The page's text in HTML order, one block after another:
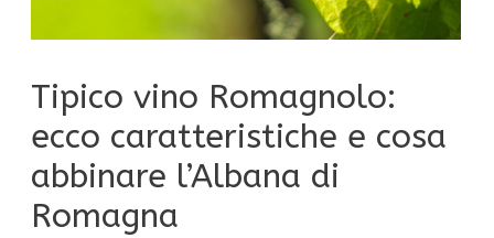
Tipico vino Romagnolo:
ecco caratteristiche e cosa
abbinare l’Albana di
Romagna